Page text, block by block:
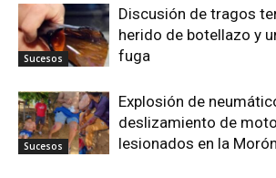
Sucesos
Discusión de tragos
herido de botellazo y
fuga
Sucesos
Explosión de
deslizamiento de
lesionados en la